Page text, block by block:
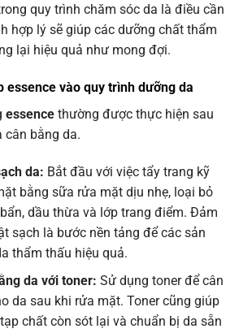
quy trình chăm sóc da là điều cần
hợp lý sẽ giúp các dưỡng chất thẩm
lại hiệu quả như mong đợi.
essence vào quy trình dưỡng da
essence thường được thực hiện sau
cân bằng da.
da: Bắt đầu với việc tẩy trang kỹ
bằng sữa rửa mặt dịu nhẹ, loại bỏ
dầu thừa và lớp trang điểm. Đảm
sạch là bước nền tảng để các sản
thẩm thấu hiệu quả.
da với toner: Sử dụng toner để cân
da sau khi rửa mặt. Toner cũng giúp
chất còn sót lại và chuẩn bị da sẵn